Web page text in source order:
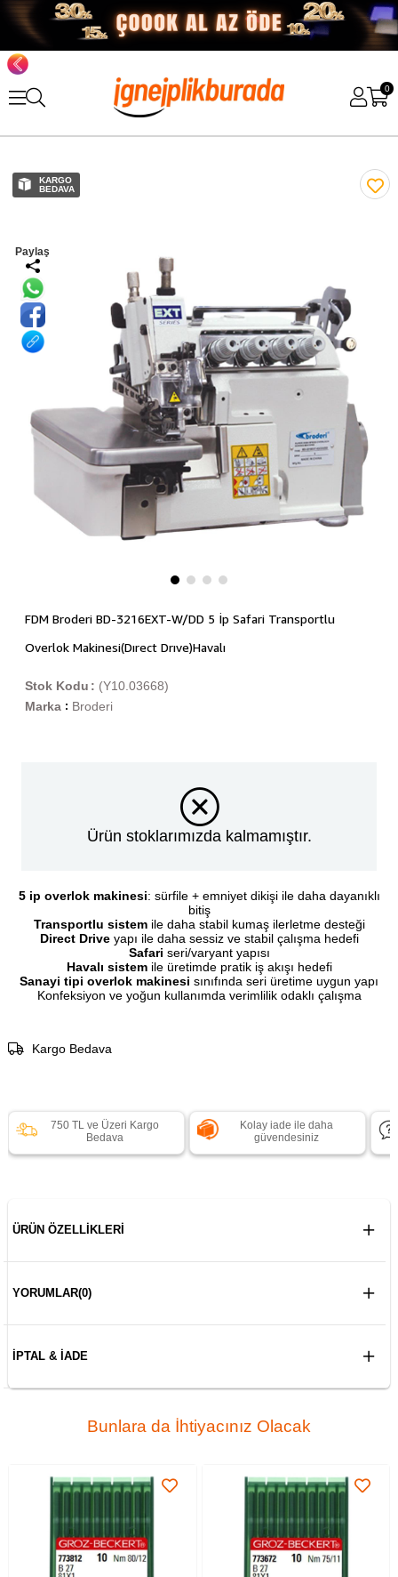
0
KARGO
BEDAVA
Paylaş
FDM Broderi BD-3216EXT-W/DD 5 İp Safari Transportlu
Overlok Makinesi(Dırect Drıve)Havalı
(Y10.03668)
Stok Kodu
Marka : Broderi
Ürün stoklarımızda kalmamıştır.
5 ip overlok makinesi: sürfile + emniyet dikişi ile daha dayanıklı
bitiş
Transportlu sistemile daha stabil kumaş ilerletme desteği
Direct Driveyapı ile daha sessiz ve stabil çalışma hedefi
Safari seri/varyant yapısı
Havalı sistemile üretimde pratik iş akışı hedefi
Sanayi tipi overlok makinesi sınıfında seri üretime uygun yapı
Konfeksiyon ve yoğun kullanımda verimlilik odaklı çalışma
Kargo Bedava
750 TL ve Üzeri Kargo
Bedava
Kolay iade ile daha
güvendesiniz
ÜRÜN ÖZELLIKLERI
YORUMLAR(0)
İPTAL & İADE
Bunlara da İhtiyacınız Olacak